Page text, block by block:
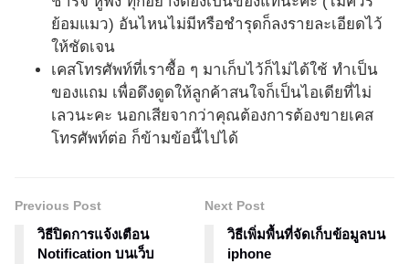
ย้อมแมว) อันไหนไม่มีหรือชำรุดก็ลงรายละเอียดไว้
ให้ชัดเจน
เคสโทรศัพท์ที่เราซื้อ ๆ มาเก็บไว้ก็ไม่ได้ใช้ ทำเป็น
ของแถม เพื่อดึงดูดให้ลูกค้าสนใจก็เป็นไอเดียที่ไม่
เลวนะคะ นอกเสียจากว่าคุณต้องการต้องขายเคส
โทรศัพท์ต่อ ก็ข้ามข้อนี้ไปได้
Previous Post
วิธีปิดการแจ้งเตือน
Notification บนเว็บ
Next Post
วิธีเพิ่มพื้นที่จัดเก็บข้อมูลบน
iphone